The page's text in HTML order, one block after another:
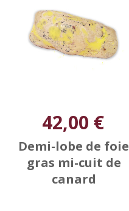
42,00 €
Demi-lobe de foie
gras mi-cuit de
canard